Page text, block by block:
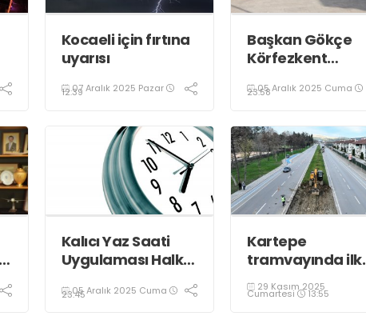
Kocaeli için fırtına
uyarısı
07 Aralık 2025 Pazar
12:39
Başkan Gökçe
Körfezkent
Oldu
05 Aralık 2025 Cuma
23:58
Kalıcı Yaz Saati
Uygulaması Halkın
Ediyor!
05 Aralık 2025 Cuma
23:45
Kartepe
tramvayında ilk
kepçe vuruldu
29 Kasım 2025
Cumartesi 13:55